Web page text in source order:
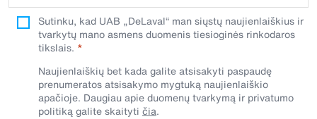
Sutinku, kad UAB „DeLaval“ man siųstų naujienlaiškius ir
tvarkytų mano asmens duomenis tiesioginės rinkodaros
tikslais.
Naujienlaiškių bet kada galite atsisakyti paspaudę
prenumeratos atsisakymo mygtuką naujienlaiškio
apačioje. Daugiau apie duomenų tvarkymą ir privatumo
politiką galite skaityti čia.